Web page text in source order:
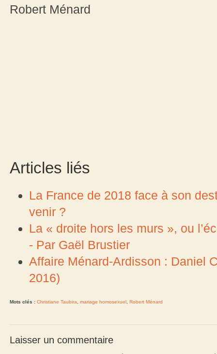
Robert Ménard
Articles liés
La France de 2018 face à son
venir ?
La « droite hors les murs », ou
- Par Gaël Brustier
Affaire Ménard-Ardisson : Daniel
2016)
Mots clés : Christiane Taubira mariage homosexuel Robert Ménard
Laisser un commentaire